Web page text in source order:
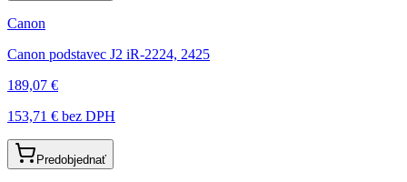
Canon
Canon podstavec J2 iR-2224, 2425
189,07 €
153,71 € bez DPH
Predobjednať